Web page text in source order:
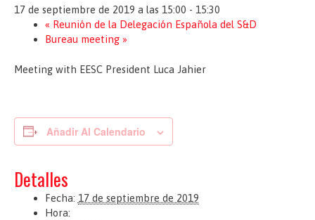
17 de septiembre de 2019 a las 15:00 - 15:30
« Reunión de la Delegación Española del S&D
Bureau meeting »
Meeting with EESC President Luca Jahier
Añadir Al Calendario
Detalles
Fecha: 17 de septiembre de 2019
Hora: